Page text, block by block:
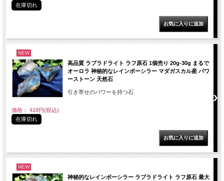
在庫切れ
NEW
高品質 ラブラドライト ラフ原石 1個売り 20g-30g まるで
オーロラ 神秘的なレインボーシラー マダガスカル産 パワ
ーストーン 天然石
引き寄せのパワーを持つ石
価格： 418円(税込)
在庫切れ
NEW
神秘的なレインボーシラー ラブラドライト ラフ原石 最大